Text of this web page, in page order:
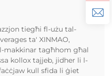
tiegħi fl-użu tal-
ta' XINMAO,
makkinar tagħhom għal
kollox tajjeb, jidher li l-
kull sfida li ġiet